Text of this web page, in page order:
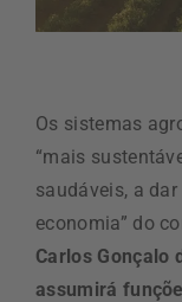
Os sistemas
“mais
saudáveis, a
economia” do
Carlos Gonçalo
assumirá